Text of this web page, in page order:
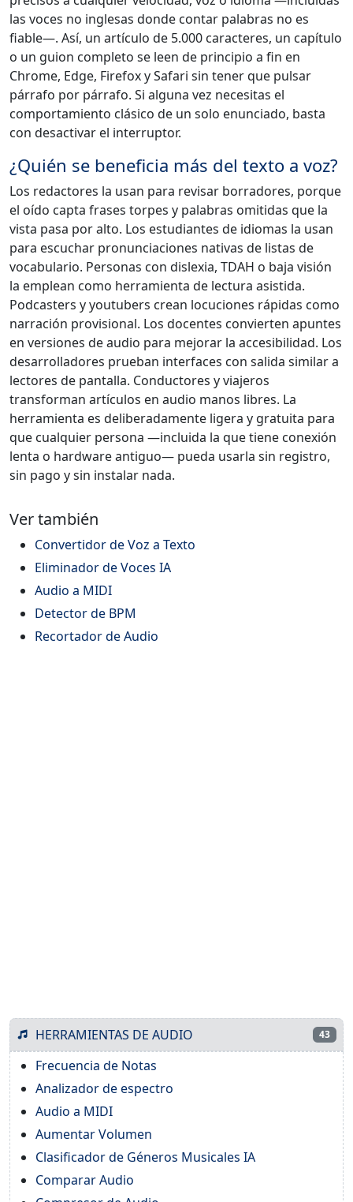
las voces no inglesas donde contar palabras no es
fiable—. Así, un artículo de 5.000 caracteres, un capítulo
o un guion completo se leen de principio a fin en
Chrome, Edge, Firefox y Safari sin tener que pulsar
párrafo por párrafo. Si alguna vez necesitas el
comportamiento clásico de un solo enunciado, basta
con desactivar el interruptor.
¿Quién se beneficia más del texto a voz?
Los redactores la usan para revisar borradores, porque
el oído capta frases torpes y palabras omitidas que la
vista pasa por alto. Los estudiantes de idiomas la usan
para escuchar pronunciaciones nativas de listas de
vocabulario. Personas con dislexia, TDAH o baja visión
la emplean como herramienta de lectura asistida.
Podcasters y youtubers crean locuciones rápidas como
narración provisional. Los docentes convierten apuntes
en versiones de audio para mejorar la accesibilidad. Los
desarrolladores prueban interfaces con salida similar a
lectores de pantalla. Conductores y viajeros
transforman artículos en audio manos libres. La
herramienta es deliberadamente ligera y gratuita para
que cualquier persona —incluida la que tiene conexión
lenta o hardware antiguo— pueda usarla sin registro,
sin pago y sin instalar nada.
Ver también
Convertidor de Voz a Texto
Eliminador de Voces IA
Audio a MIDI
Detector de BPM
Recortador de Audio
HERRAMIENTAS DE AUDIO 43
Frecuencia de Notas
Analizador de espectro
Audio a MIDI
Aumentar Volumen
Clasificador de Géneros Musicales IA
Comparar Audio